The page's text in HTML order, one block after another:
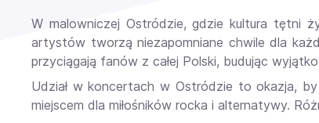
W malowniczej Ostródzie, gdzie kultura tętni
artystów tworzą niezapomniane chwile dla
przyciągają fanów z całej Polski, budując
Udział w koncertach w Ostródzie to okazja,
miejscem dla miłośników rocka i alternatywy.